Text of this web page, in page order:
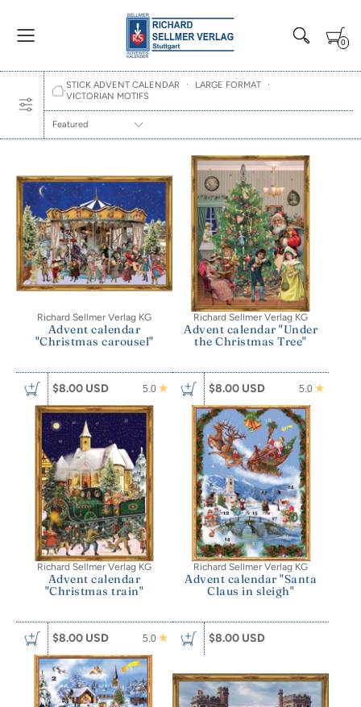
0
FEATURED
·
STICK ADVENT CALENDAR · LARGE FORMAT
·
VICTORIAN MOTIFS
Richard Sellmer Verlag KG
Advent calendar
"Christmas carousel"
$8.00 USD 5.0
Richard Sellmer Verlag KG
Advent calendar "Under
the Christmas Tree"
$8.00 USD 5.0
Richard Sellmer Verlag KG
Advent calendar
"Christmas train"
$8.00 USD 5.0
Richard Sellmer Verlag KG
Advent calendar "Santa
Claus in sleigh"
$8.00 USD